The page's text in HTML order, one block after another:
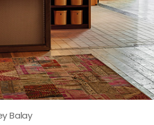
Balay